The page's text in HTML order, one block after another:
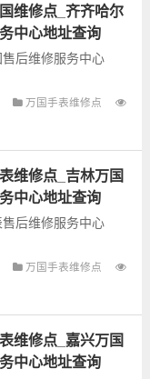
，手表保养等业
优质...
维修点_齐齐哈尔
中心地址查询
后维修服务中心
您整理的齐齐哈尔
，手表保养等业
优质的...
万国手表维修点
维修点_吉林万国
中心地址查询
后维修服务中心
供万国全型号手表
，手表保养等业
优质...
万国手表维修点
维修点_嘉兴万国
中心地址查询